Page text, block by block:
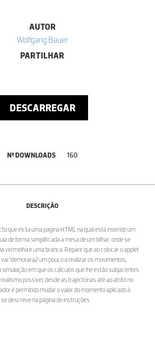
AUTOR
Wolfgang Bauer
PARTILHAR
DESCARREGAR
Nº DOWNLOADS 160
DESCRIÇÃO
que inclui uma pagina HTML na qual está inserido um
de forma simplificada a mesa de um bilhar, onde se
vermelha e uma branca. Repare que ao colocar o applet
“demorara2 um pouco a realizar os movimentos,
em que os cálculos que lhe estão subjacentes
possível, desde as trajectórias até ao atrito no
é permitido mudar o valor do momento aplicado à
descreve na página de instruções.